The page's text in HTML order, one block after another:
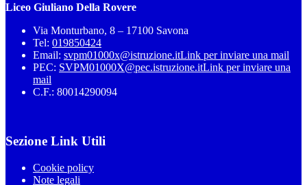
Liceo Giuliano Della Rovere
Via Monturbano, 8 – 17100 Savona
Tel: 019850424
Email: svpm01000x@istruzione.itLink per inviare una mail
PEC: SVPM01000X@pec.istruzione.itLink per inviare una
mail
C.F.: 80014290094
Sezione Link Utili
Cookie policy
Note legali